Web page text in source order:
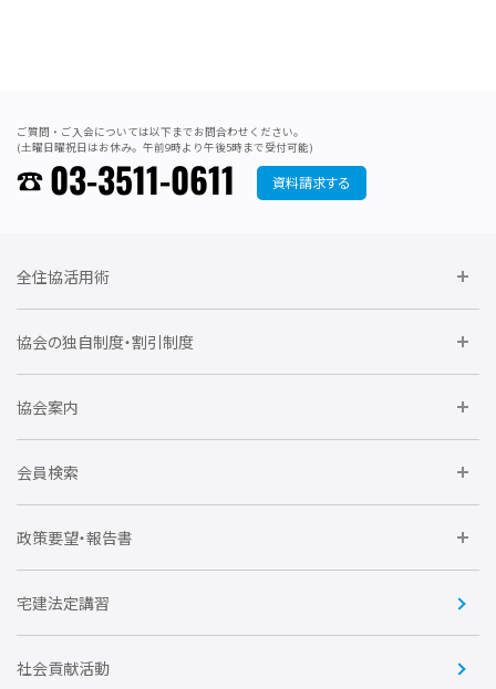
ご質問・ご入会については以下までお問合わせください。
(土曜日曜祝日はお休み。午前9時より午後5時まで受付可能)
03-3511-0611 資料請求する
全住協活用術
委員会に参加しよう
要望活動に参加しよう
協会の独自制度・割引制度
住宅瑕疵担保責任保険割引制度
全住協NET
不動産後見アドバイザー資格講習
会
全住協ビジネスショップ
協会案内
運営組織
トライアル会員制度
会員検索
企業会員
賛助会員
政策要望・報告書
住宅・土地税制改正要望
優良事業表彰
宅建法定講習
社会貢献活動